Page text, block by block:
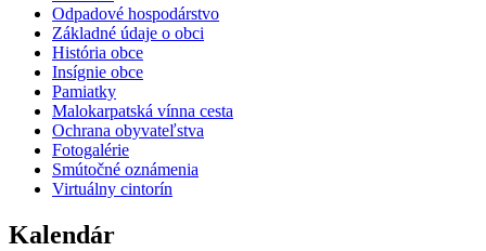
Odpadové hospodárstvo
Základné údaje o obci
História obce
Insígnie obce
Pamiatky
Malokarpatská vínna cesta
Ochrana obyvateľstva
Fotogalérie
Smútočné oznámenia
Virtuálny cintorín
Kalendár